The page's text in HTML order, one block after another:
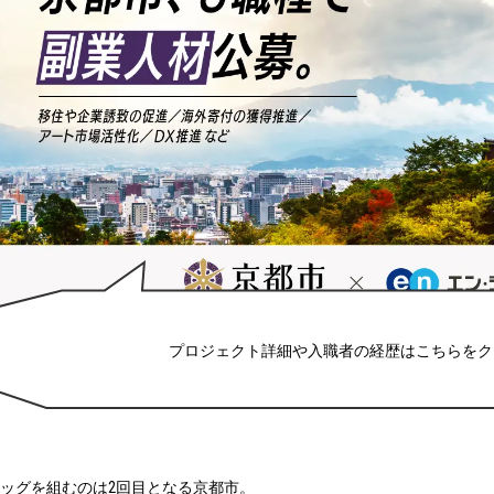
プロジェクト詳細や入職者の経歴はこちらを
グを組むのは2回目となる京都市。